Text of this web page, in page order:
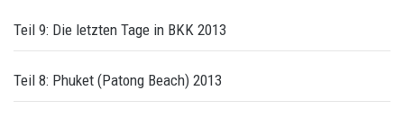
Teil 9: Die letzten Tage in BKK 2013
Teil 8: Phuket (Patong Beach) 2013